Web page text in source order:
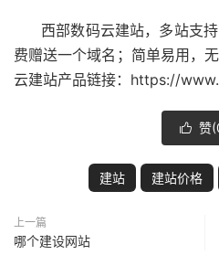
西部数码云建站，多站支
费赠送一个域名 ；简单易用，
云建站产品链接：https://
 赞(
建站 建站价格
上一篇
哪个建设网站